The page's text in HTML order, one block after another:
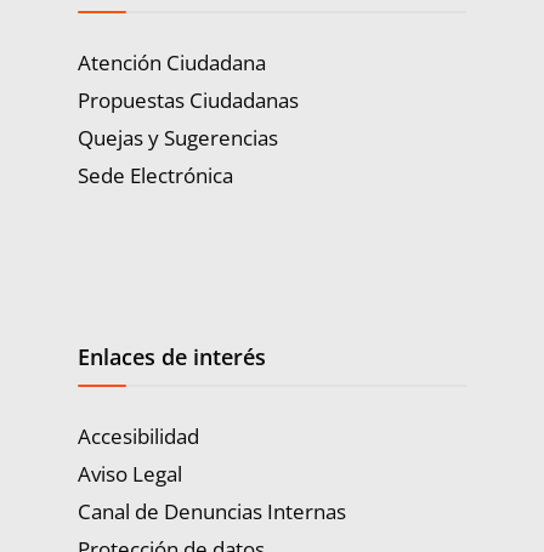
Atención Ciudadana
Propuestas Ciudadanas
Quejas y Sugerencias
Sede Electrónica
Enlaces de interés
Accesibilidad
Aviso Legal
Canal de Denuncias Internas